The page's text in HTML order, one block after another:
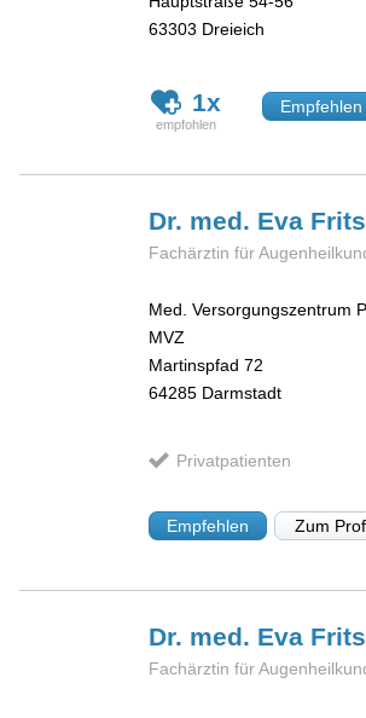
63303 Dreieich
1x Empfehlen
Dr. med. Eva
Fachärztin für
Med. Versorgungszentrum
MVZ
Martinspfad 72
64285 Darmstadt
Privatpatienten
Empfehlen Zum
Dr. med. Eva
Fachärztin für